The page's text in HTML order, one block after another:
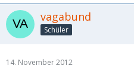
vagabund
Schüler
14. November 2012